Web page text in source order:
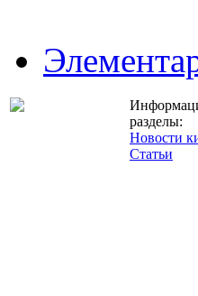
разделы:
Новости
Статьи